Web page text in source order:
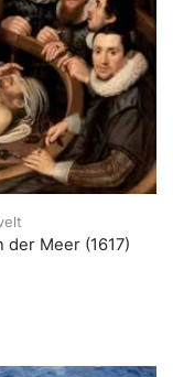
der Meer (1617)